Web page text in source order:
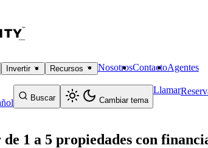
Invertir Recursos NosotrosContactoAgentes
Buscar Cambiar tema
Llamar
de 1 a 5 propiedades con